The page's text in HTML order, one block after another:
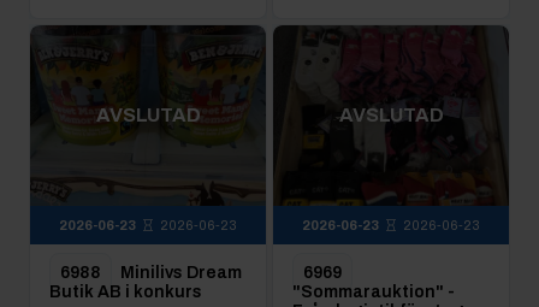
AVSLUTAD
2026-06-23 2026-06-23
6988
Minilivs Dream
Butik AB i konkurs
AVSLUTAD
2026-06-23 2026-06-23
6969
"Sommarauktion" -